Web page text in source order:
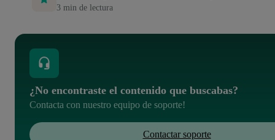
3 min de lectura
¿No encontraste el contenido que buscabas?
Contacta con nuestro equipo de soporte!
Contactar soporte